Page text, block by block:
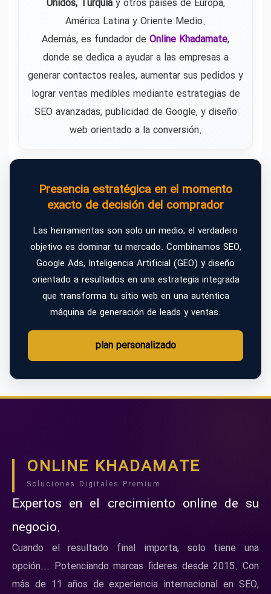
Unidos, Turquíay otros países de Europa,
América Latina y Oriente Medio.
Además, es fundador de Online Khadamate,
donde se dedica a ayudar a las empresas a
generar contactos reales, aumentar sus pedidos y
lograr ventas medibles mediante estrategias de
SEO avanzadas, publicidad de Google, y diseño
web orientado a la conversión.
Presencia estratégica en el momento
exacto de decisión del comprador
Las herramientas son solo un medio; el verdadero
objetivo es dominar tu mercado. Combinamos SEO,
Google Ads, Inteligencia Artificial (GEO) y diseño
orientado a resultados en una estrategia integrada
que transforma tu sitio web en una auténtica
máquina de generación de leads y ventas.
plan personalizado
ONLINE KHADAMATE
Soluciones Digitales Premium
Expertos en el crecimiento online de su
negocio.
Cuando el resultado final importa, solo tiene una
opción... Potenciando marcas líderes desde 2015. Con
más de 11 años de experiencia internacional en SEO,